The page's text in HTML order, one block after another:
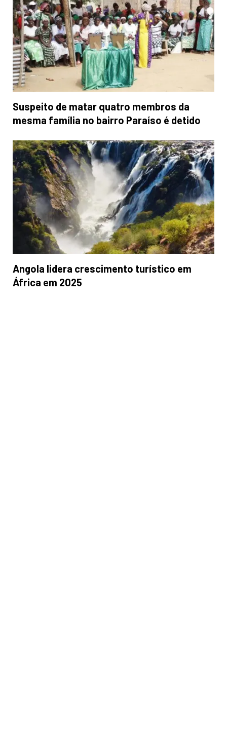
Suspeito de matar quatro membros da
mesma família no bairro Paraíso é detido
Angola lidera crescimento turístico em
África em 2025